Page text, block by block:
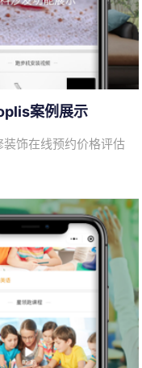
案例展示
饰在线预约价格评估